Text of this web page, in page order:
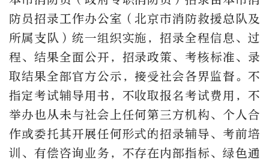
防员招录工作办公室（北京市消防救援总队及
所属支队）统一组织实施，招录全程信息、过
程、结果全面公开，招录政策、考核标准、录
取结果全部官方公示，接受社会各界监督。不
指定考试辅导用书，不收取报名考试费用，不
举办也从未与社会上任何第三方机构、个人合
作或委托其开展任何形式的招录辅导、考前培
训、有偿咨询业务，不存在内部指标、绿色通